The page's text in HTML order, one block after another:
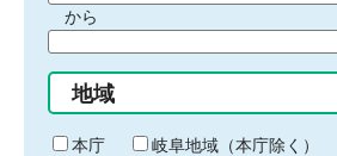
間
始
り
から
間
終
わ
地域
本庁
岐阜地域（本庁除く）